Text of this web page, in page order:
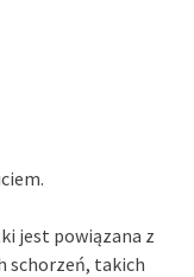
jest powiązana z
schorzeń, takich